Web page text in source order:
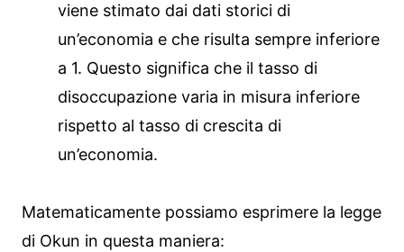
viene stimato dai dati storici di
un’economia e che risulta sempre inferiore
a 1. Questo significa che il tasso di
disoccupazione varia in misura inferiore
rispetto al tasso di crescita di
un’economia.
Matematicamente possiamo esprimere la legge
di Okun in questa maniera: